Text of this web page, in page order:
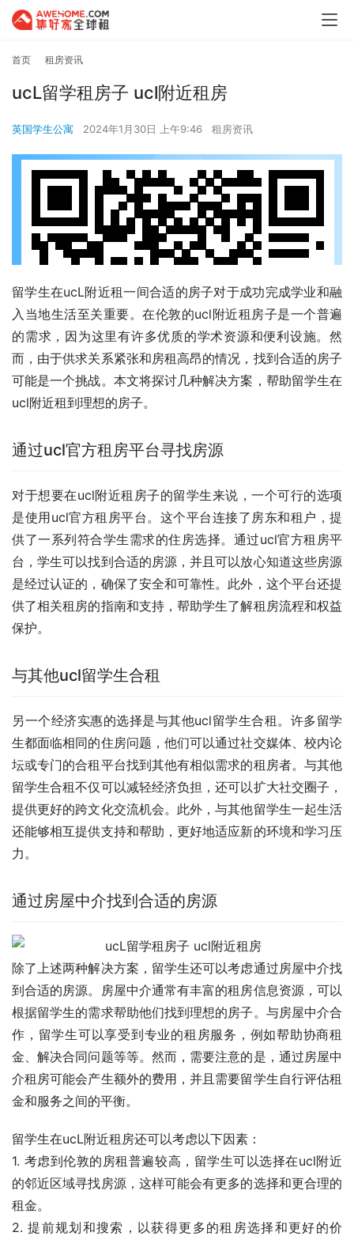
首页 租房资讯
ucL留学租房子 ucl附近租房
英国学生公寓 2024年1月30日 上午9:46 租房资讯
留学生在ucL附近租一间合适的房子对于成功完成学业和融
入当地生活至关重要。在伦敦的ucl附近租房子是一个普遍
的需求，因为这里有许多优质的学术资源和便利设施。然
而，由于供求关系紧张和房租高昂的情况，找到合适的房子
可能是一个挑战。本文将探讨几种解决方案，帮助留学生在
ucl附近租到理想的房子。
通过ucl官方租房平台寻找房源
对于想要在ucl附近租房子的留学生来说，一个可行的选项
是使用ucl官方租房平台。这个平台连接了房东和租户，提
供了一系列符合学生需求的住房选择。通过ucl官方租房平
台，学生可以找到合适的房源，并且可以放心知道这些房源
是经过认证的，确保了安全和可靠性。此外，这个平台还提
供了相关租房的指南和支持，帮助学生了解租房流程和权益
保护。
与其他ucl留学生合租
另一个经济实惠的选择是与其他ucl留学生合租。许多留学
生都面临相同的住房问题，他们可以通过社交媒体、校内论
坛或专门的合租平台找到其他有相似需求的租房者。与其他
留学生合租不仅可以减轻经济负担，还可以扩大社交圈子，
提供更好的跨文化交流机会。此外，与其他留学生一起生活
还能够相互提供支持和帮助，更好地适应新的环境和学习压
力。
通过房屋中介找到合适的房源
除了上述两种解决方案，留学生还可以考虑通过房屋中介找
到合适的房源。房屋中介通常有丰富的租房信息资源，可以
根据留学生的需求帮助他们找到理想的房子。与房屋中介合
作，留学生可以享受到专业的租房服务，例如帮助协商租
金、解决合同问题等等。然而，需要注意的是，通过房屋中
介租房可能会产生额外的费用，并且需要留学生自行评估租
金和服务之间的平衡。
留学生在ucL附近租房还可以考虑以下因素：
1. 考虑到伦敦的房租普遍较高，留学生可以选择在ucl附近
的邻近区域寻找房源，这样可能会有更多的选择和更合理的
租金。
2. 提前规划和搜索，以获得更多的租房选择和更好的价